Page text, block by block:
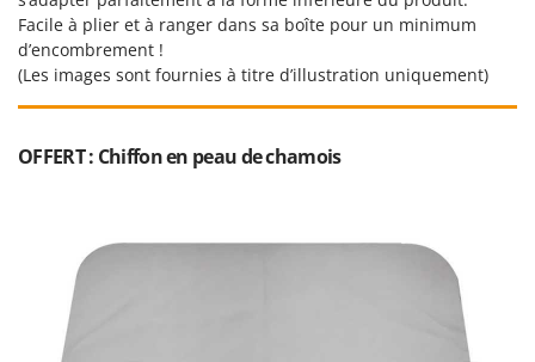
Tornado
Tre Spade
Trev - Abrek - TecnoVIR
Udor
Unger
Verdemax
Facile à plier et à ranger dans sa boîte pour un minimum
d’encombrement !
(Les images sont fournies à titre d’illustration uniquement)
OFFERT : Chiffon en peau de chamois